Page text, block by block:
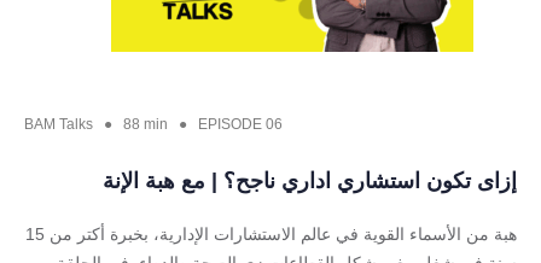
BAM Talks ● 88 min ● EPISODE 06
إزاى تكون استشاري اداري ناجح؟ | مع هبة الإنة
هبة من الأسماء القوية في عالم الاستشارات الإدارية، بخبرة أكتر من 15